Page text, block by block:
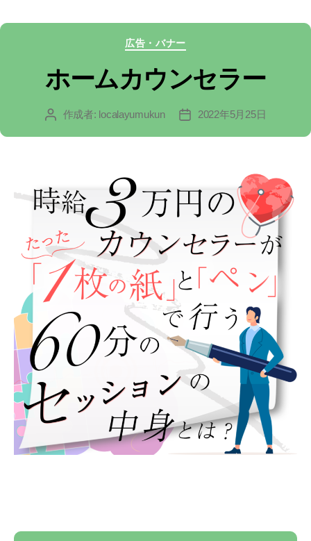
カ
テ
ゴ
リ
広告・バナー
ホームカウンセラー
投 作成者: localayumukun
投
2022年5月25日